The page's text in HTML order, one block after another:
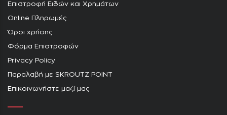
Επιστροφή Ειδών και Χρημάτων
Online Πληρωμές
Όροι χρήσης
Φόρμα Επιστροφών
Privacy Policy
Παραλαβή με SKROUTZ POINT
Επικοινωνήστε μαζί μας